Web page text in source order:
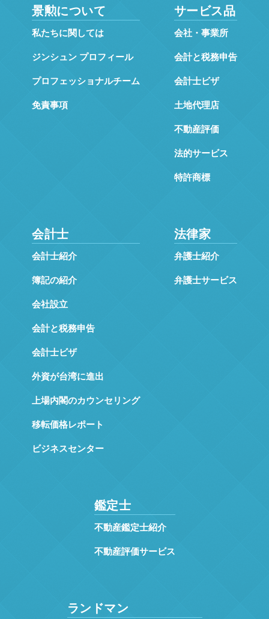
景勲について
私たちに関しては
ジンシュン プロフィール
プロフェッショナルチーム
免責事項
サービス品
会社・事業所
会計と税務申告
会計士ビザ
土地代理店
不動産評価
法的サービス
特許商標
会計士
会計士紹介
簿記の紹介
会社設立
会計と税務申告
会計士ビザ
外資が台湾に進出
上場内閣のカウンセリング
移転価格レポート
ビジネスセンター
法律家
弁護士紹介
弁護士サービス
鑑定士
不動産鑑定士紹介
不動産評価サービス
ランドマン